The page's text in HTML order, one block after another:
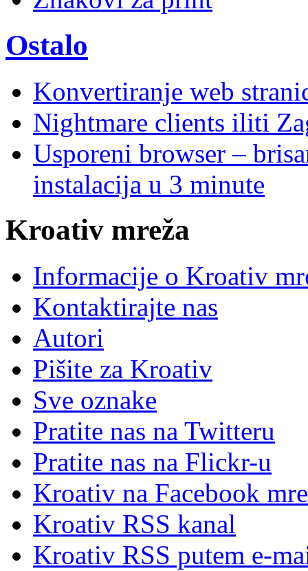
Ostalo
Konvertiranje web
Nightmare clients iliti
Usporeni browser –
instalacija u 3 minute
Kroativ mreža
Informacije o Kroativ
Kontaktirajte nas
Autori
Pišite za Kroativ
Sve oznake
Pratite nas na Twitteru
Pratite nas na Flickr-u
Kroativ na Facebook
Kroativ RSS kanal
Kroativ RSS putem e-